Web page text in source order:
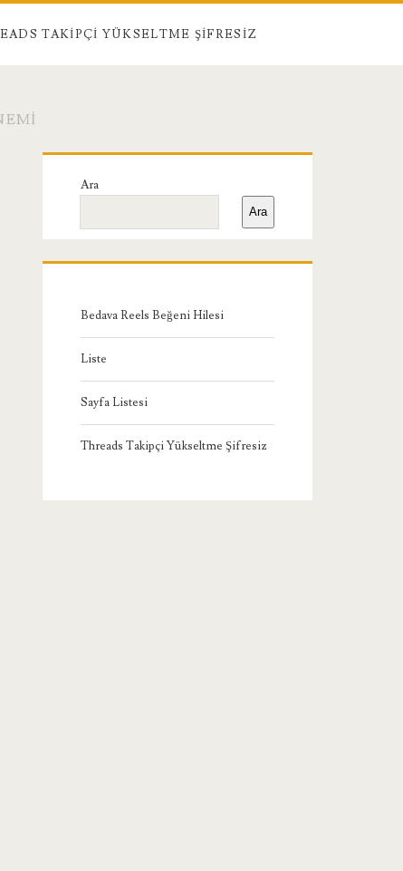
TAKIPÇI YÜKSELTME ŞIFRESIZ
Birincil
Yan
Menü
Ara
Ara
Bedava Reels Beğeni Hilesi
Liste
Sayfa Listesi
Threads Takipçi Yükseltme Şifresiz